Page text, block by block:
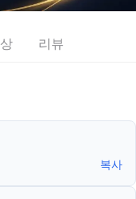
리뷰
복사